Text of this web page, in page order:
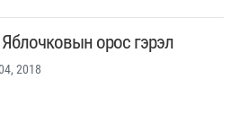
орос гэрэл
2018